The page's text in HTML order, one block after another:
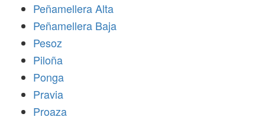
Peñamellera Alta
Peñamellera Baja
Pesoz
Piloña
Ponga
Pravia
Proaza